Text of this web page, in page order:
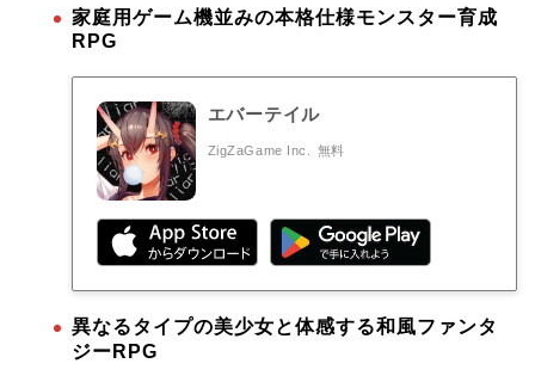
家庭用ゲーム機並みの本格仕様モンスター育成
RPG
エバーテイル
ZigZaGame Inc. 無料
異なるタイプの美少女と体感する和風ファンタ
ジーRPG